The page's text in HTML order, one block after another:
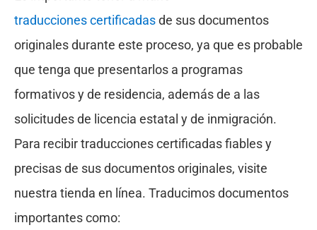
traducciones certificadasde sus documentos
originales durante este proceso, ya que es probable
que tenga que presentarlos a programas
formativos y de residencia, además de a las
solicitudes de licencia estatal y de inmigración.
Para recibir traducciones certificadas fiables y
precisas de sus documentos originales, visite
nuestra tienda en línea. Traducimos documentos
importantes como: